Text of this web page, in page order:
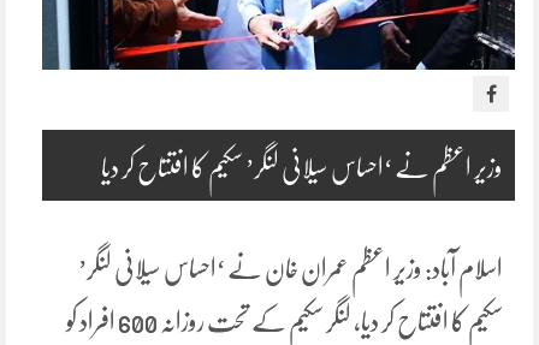
وزیر اعظم نے ‘احساس سیلانی لنگر’ سکیم کا افتتاح کر دیا
اسلام آباد: وزیر اعظم عمران خان نے ‘احساس سیلانی لنگر’
سکیم کا افتتاح کر دیا، لنگر سکیم کے تحت روزانہ 600 افراد کو